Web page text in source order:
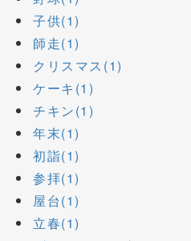
子供(1)
師走(1)
クリスマス(1)
ケーキ(1)
チキン(1)
年末(1)
初詣(1)
参拝(1)
屋台(1)
立春(1)